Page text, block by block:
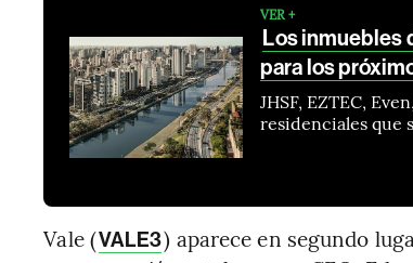
VER +
Los inmuebles
para los
JHSF, EZTEC,
residenciales que
Vale (VALE3) aparece en segundo